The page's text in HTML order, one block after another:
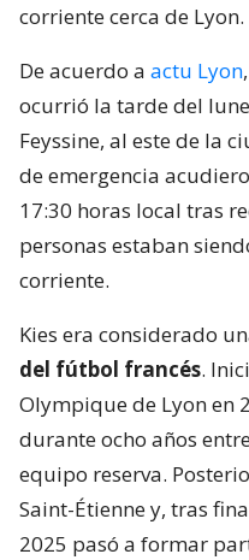
corriente cerca de Lyon.
De acuerdo a actu Lyon
ocurrió la tarde del
Feyssine, al este de la
de emergencia
17:30 horas local tras
personas estaban
corriente.
Kies era considerado
del fútbol francés.
Olympique de Lyon en
durante ocho años
equipo reserva.
Saint-Étienne y, tras
2025 pasó a formar